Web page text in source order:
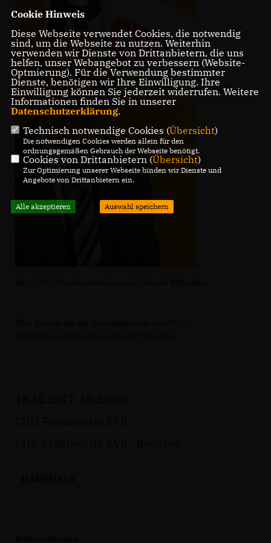
Cookie Hinweis
Diese Webseite verwendet Cookies, die notwendig
sind, um die Webseite zu nutzen. Weiterhin
verwenden wir Dienste von Drittanbietern, die uns
helfen, unser Webangebot zu verbessern (Website-
Optmierung). Für die Verwendung bestimmter
Dienste, benötigen wir Ihre Einwilligung. Ihre
Einwilligung können Sie jederzeit widerrufen. Weitere
Informationen finden Sie in unserer
Datenschutzerklärung.
Technisch notwendige Cookies (Übersicht)
Die notwendigen Cookies werden allein für den
ordnungsgemäßen Gebrauch der Webseite benötigt.
Cookies von Drittanbietern (Übersicht)
Zur Optimierung unserer Webseite binden wir Dienste und
Angebote von Drittanbietern ein.
Alle akzeptieren Auswahl speichern